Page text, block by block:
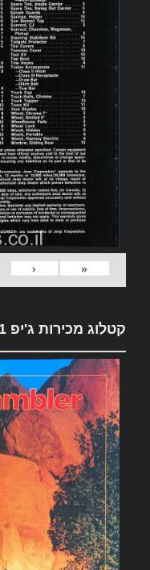
«
‹
קטלוג מכירות ג'יפ 1981